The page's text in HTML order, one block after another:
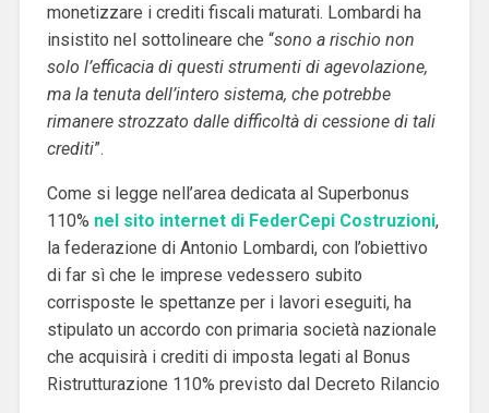
monetizzare i crediti fiscali maturati. Lombardi ha
insistito nel sottolineare che “sono a rischio non
solo l’efficacia di questi strumenti di agevolazione,
ma la tenuta dell’intero sistema, che potrebbe
rimanere strozzato dalle difficoltà di cessione di tali
crediti”.
Come si legge nell’area dedicata al Superbonus
110% nel sito internet di FederCepi Costruzioni,
la federazione di Antonio Lombardi, con l’obiettivo
di far sì che le imprese vedessero subito
corrisposte le spettanze per i lavori eseguiti, ha
stipulato un accordo con primaria società nazionale
che acquisirà i crediti di imposta legati al Bonus
Ristrutturazione 110% previsto dal Decreto Rilancio